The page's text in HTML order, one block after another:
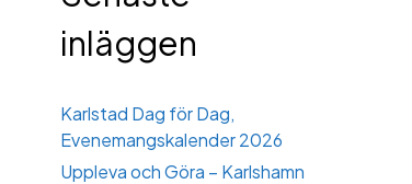
inläggen
Karlstad Dag för Dag,
Evenemangskalender 2026
Uppleva och Göra – Karlshamn